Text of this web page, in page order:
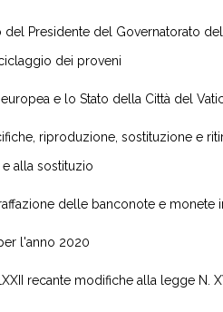
Presidente del Governatorato
dei proveni
e lo Stato della Città del
riproduzione, sostituzione e
alla sostituzio
delle banconote e monete
l'anno 2020
recante modifiche alla legge N.